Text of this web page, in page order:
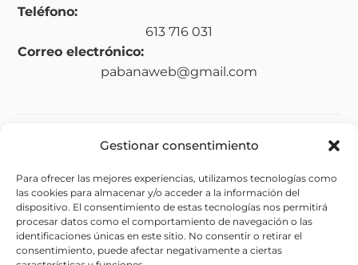
Gestionar consentimiento
Para ofrecer las mejores experiencias, utilizamos tecnologías como
las cookies para almacenar y/o acceder a la información del
dispositivo. El consentimiento de estas tecnologías nos permitirá
procesar datos como el comportamiento de navegación o las
identificaciones únicas en este sitio. No consentir o retirar el
consentimiento, puede afectar negativamente a ciertas
Teléfono:
613 716 031
Correo electrónico:
pabanaweb@gmail.com
Legal
Aviso legal
Política de privacidad
Política de cookies (UE)
Política de envíos y devoluciones